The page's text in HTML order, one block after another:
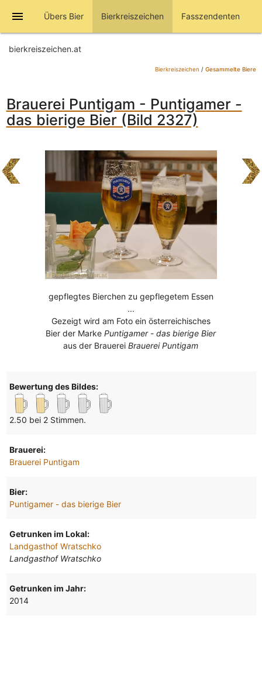
menu Übers Bier Bierkreiszeichen Fasszendenten
bierkreiszeichen.at
Bierkreiszeichen / Gesammelte Biere
Brauerei Puntigam - Puntigamer -
das bierige Bier (Bild 2327)
gepflegtes Bierchen zu gepflegetem Essen
...
Gezeigt wird am Foto ein österreichisches
Bier der MarkePuntigamer - das bierige Bier
aus der BrauereiBrauerei Puntigam
Bewertung des Bildes:
2.50 bei 2 Stimmen.
Brauerei:
Brauerei Puntigam
Bier:
Puntigamer - das bierige Bier
Getrunken im Lokal:
Landgasthof Wratschko
Landgasthof Wratschko
Getrunken im Jahr:
2014